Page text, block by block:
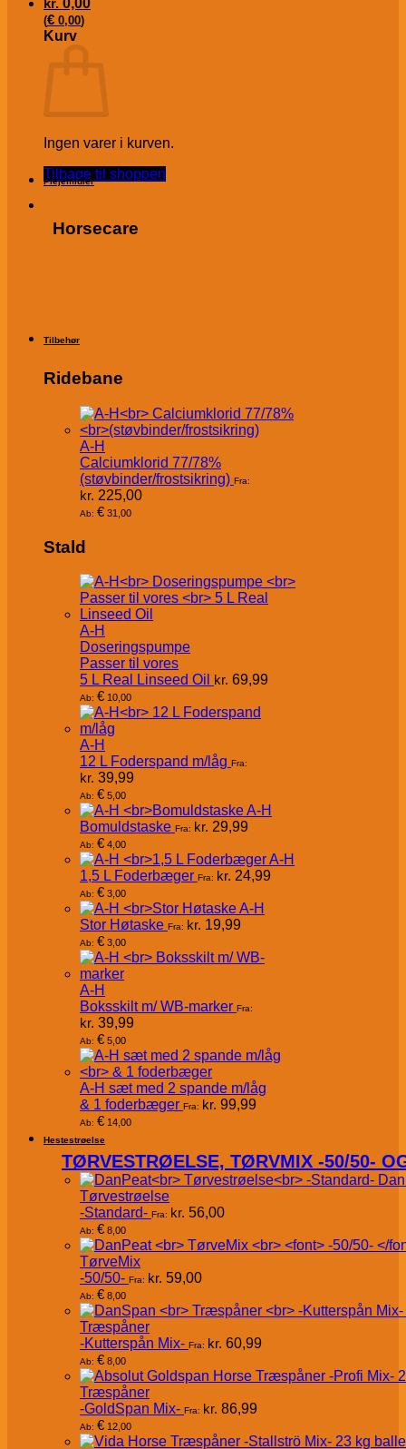
kr. 0,00
(€ 0,00)
Kurv
Ingen varer i kurven.
Tilbage til shoppen
Plejemidler
Horsecare
Tilbehør
Ridebane
A-H
Calciumklorid 77/78%
(støvbinder/frostsikring) Fra:
kr. 225,00
Ab: € 31,00
Stald
A-H
Doseringspumpe
Passer til vores
5 L Real Linseed Oil kr. 69,99
Ab: € 10,00
A-H
12 L Foderspand m/låg Fra:
kr. 39,99
Ab: € 5,00
A-H
Bomuldstaske Fra: kr. 29,99
Ab: € 4,00
A-H
1,5 L Foderbæger Fra: kr. 24,99
Ab: € 3,00
A-H
Stor Høtaske Fra: kr. 19,99
Ab: € 3,00
A-H
Boksskilt m/ WB-marker Fra:
kr. 39,99
Ab: € 5,00
A-H sæt med 2 spande m/låg
& 1 foderbæger Fra: kr. 99,99
Ab: € 14,00
Hestestrøelse
TØRVESTRØELSE, TØRVMIX -50/50-
Tørvestrøelse
-Standard- Fra: kr. 56,00
Ab: € 8,00
TørveMix
-50/50- Fra: kr. 59,00
Ab: € 8,00
Træspåner
-Kutterspån Mix- Fra: kr. 60,99
Ab: € 8,00
Træspåner
-GoldSpan Mix- Fra: kr. 86,99
Ab: € 12,00